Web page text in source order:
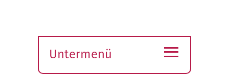
Untermenü
≡